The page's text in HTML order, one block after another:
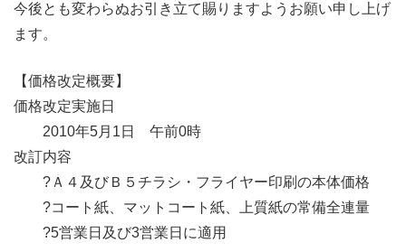
今後とも変わらぬお引き立て賜りますようお願い申し上げ
ます。
【価格改定概要】
価格改定実施日
2010年5月1日 午前0時
改訂内容
?Ａ４及びＢ５チラシ・フライヤー印刷の本体価格
?コート紙、マットコート紙、上質紙の常備全連量
?5営業日及び3営業日に適用